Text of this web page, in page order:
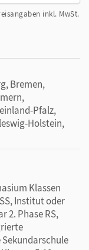
inkl. MwSt.
Bremen,
Pfalz,
Holstein,
Klassen
Institut oder
2. Phase RS,